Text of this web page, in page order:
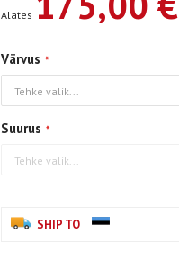
Alates
Värvus
Suurus
SHIP TO